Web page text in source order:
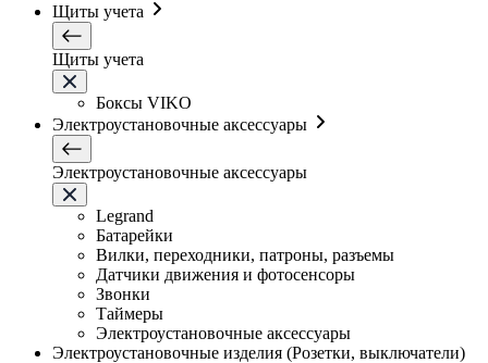
Щиты учета
Щиты учета
Боксы VIKO
Электроустановочные аксессуары
Электроустановочные аксессуары
Legrand
Батарейки
Вилки, переходники, патроны, разъемы
Датчики движения и фотосенсоры
Звонки
Таймеры
Электроустановочные аксессуары
Электроустановочные изделия (Розетки, выключатели)